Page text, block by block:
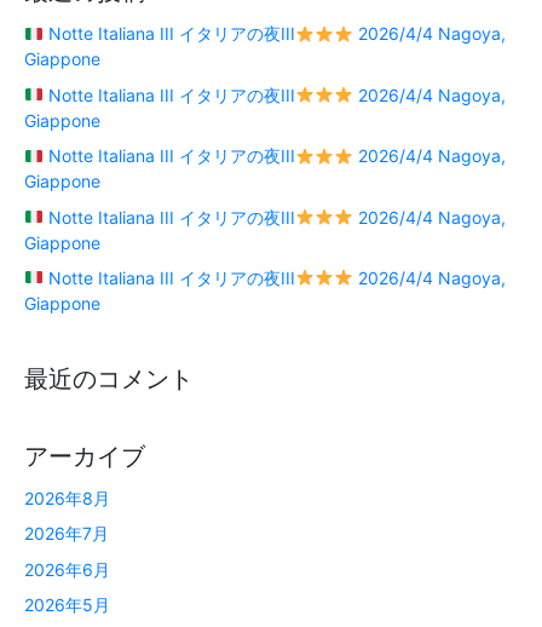
Notte Italiana III イタリアの夜III
2026/4/4 Nagoya,
Giappone
Notte Italiana III イタリアの夜III
2026/4/4 Nagoya,
Giappone
Notte Italiana III イタリアの夜III
2026/4/4 Nagoya,
Giappone
Notte Italiana III イタリアの夜III
2026/4/4 Nagoya,
Giappone
Notte Italiana III イタリアの夜III
2026/4/4 Nagoya,
Giappone
最近のコメント
アーカイブ
2026年8月
2026年7月
2026年6月
2026年5月